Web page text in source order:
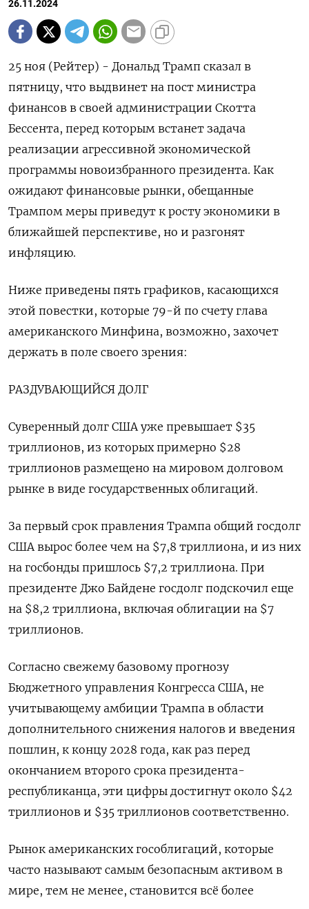
26.11.2024
25 ноя (Рейтер) - Дональд Трамп сказал в
пятницу, что выдвинет на пост министра
финансов в своей администрации Скотта
Бессента, перед которым встанет задача
реализации агрессивной экономической
программы новоизбранного президента. Как
ожидают финансовые рынки, обещанные
Трампом меры приведут к росту экономики в
ближайшей перспективе, но и разгонят
инфляцию.
Ниже приведены пять графиков, касающихся
этой повестки, которые 79-й по счету глава
американского Минфина, возможно, захочет
держать в поле своего зрения:
РАЗДУВАЮЩИЙСЯ ДОЛГ
Суверенный долг США уже превышает $35
триллионов, из которых примерно $28
триллионов размещено на мировом долговом
рынке в виде государственных облигаций.
За первый срок правления Трампа общий госдолг
США вырос более чем на $7,8 триллиона, и из них
на госбонды пришлось $7,2 триллиона. При
президенте Джо Байдене госдолг подскочил еще
на $8,2 триллиона, включая облигации на $7
триллионов.
Согласно свежему базовому прогнозу
Бюджетного управления Конгресса США, не
учитывающему амбиции Трампа в области
дополнительного снижения налогов и введения
пошлин, к концу 2028 года, как раз перед
окончанием второго срока президента-
республиканца, эти цифры достигнут около $42
триллионов и $35 триллионов соответственно.
Рынок американских гособлигаций, которые
часто называют самым безопасным активом в
мире, тем не менее, становится всё более